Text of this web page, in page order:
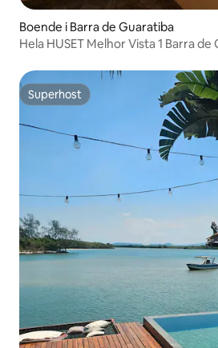
Boende i Barra de Guaratiba
Hela HUSET Melhor Vista 1
Superhost
Superhost